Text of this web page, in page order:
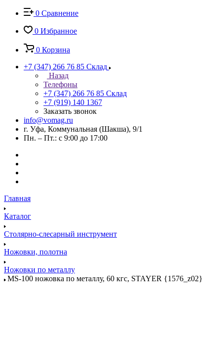
0 Сравнение
0 Избранное
0 Корзина
+7 (347) 266 76 85 Склад
Назад
Телефоны
+7 (347) 266 76 85 Склад
+7 (919) 140 1367
Заказать звонок
info@vomag.ru
г. Уфа, Коммунальная (Шакша), 9/1
Пн. – Пт.: с 9:00 до 17:00
Главная
Каталог
Столярно-слесарный инструмент
Ножовки, полотна
Ножовки по металлу
MS-100 ножовка по металлу, 60 кгс, STAYER {1576_z02}